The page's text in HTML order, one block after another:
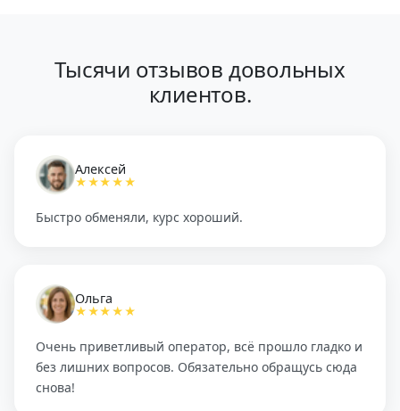
Тысячи отзывов довольных
клиентов.
Алексей
★★★★★
Быстро обменяли, курс хороший.
Ольга
★★★★★
Очень приветливый оператор, всё прошло гладко и
без лишних вопросов. Обязательно обращусь сюда
снова!